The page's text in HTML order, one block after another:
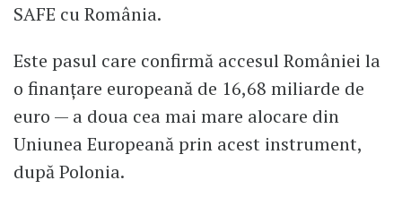
SAFE cu România.
Este pasul care confirmă accesul României la
o finanțare europeană de 16,68 miliarde de
euro — a doua cea mai mare alocare din
Uniunea Europeană prin acest instrument,
după Polonia.